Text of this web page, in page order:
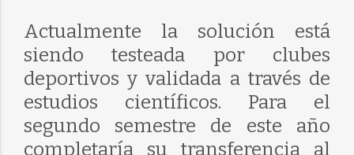
Actualmente la solución está
siendo testeada por clubes
deportivos y validada a través de
estudios científicos. Para el
segundo semestre de este año
completaría su transferencia al